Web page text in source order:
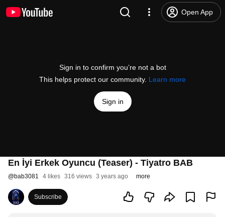
Open App
Sign in to confirm you’re not a bot
This helps protect our community. Learn more
Sign in
En İyi Erkek Oyuncu (Teaser) - Tiyatro BAB
@bab3081 4 likes 316 views 3 years ago more
Subscribe